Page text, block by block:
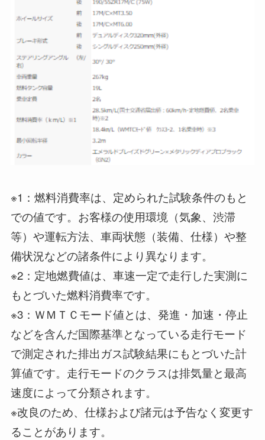
※1：燃料消費率は、定められた試験条件のもと
での値です。お客様の使用環境（気象、渋滞
等）や運転方法、車両状態（装備、仕様）や整
備状況などの諸条件により異なります。
※2：定地燃費値は、車速一定で走行した実測に
もとづいた燃料消費率です。
※3：ＷＭＴＣモード値とは、発進・加速・停止
などを含んだ国際基準となっている走行モード
で測定された排出ガス試験結果にもとづいた計
算値です。走行モードのクラスは排気量と最高
速度によって分類されます。
※改良のため、仕様および諸元は予告なく変更す
ることがあります。